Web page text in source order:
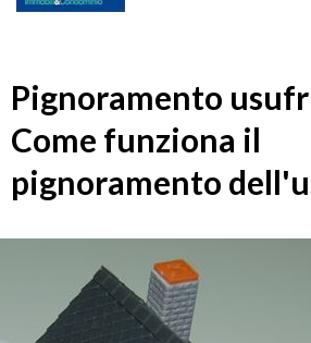
Pignoramento
Come funziona il
pignoramento